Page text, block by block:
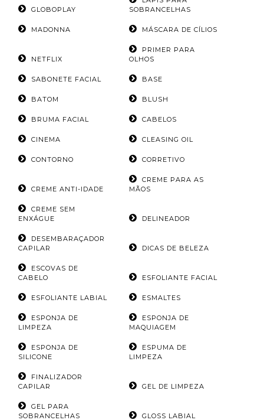
GLOBOPLAY
SOBRANCELHAS
MADONNA MÁSCARA DE CÍLIOS
NETFLIX
PRIMER PARA
OLHOS
SABONETE FACIAL BASE
BATOM BLUSH
BRUMA FACIAL CABELOS
CINEMA CLEASING OIL
CONTORNO CORRETIVO
CREME ANTI-IDADE
CREME PARA AS
MÃOS
CREME SEM
ENXÁGUE
DELINEADOR
DESEMBARAÇADOR
CAPILAR
DICAS DE BELEZA
ESCOVAS DE
CABELO
ESFOLIANTE FACIAL
ESFOLIANTE LABIAL ESMALTES
ESPONJA DE
LIMPEZA
ESPONJA DE
MAQUIAGEM
ESPONJA DE
SILICONE
ESPUMA DE
LIMPEZA
FINALIZADOR
CAPILAR
GEL DE LIMPEZA
GEL PARA
SOBRANCELHAS
GLOSS LABIAL